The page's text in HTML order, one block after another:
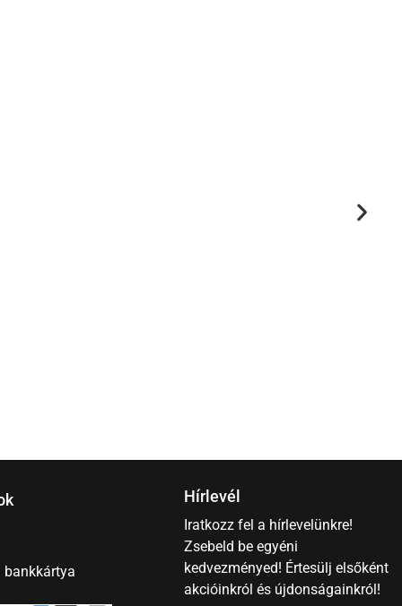
bankkártya
Hírlevél
Iratkozz fel a hírlevelünkre!
Zsebeld be egyéni
kedvezményed! Értesülj elsőként
akcióinkról és újdonságainkról!